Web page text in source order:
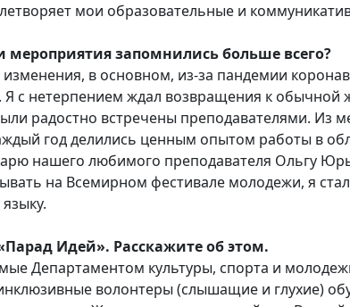
мои образовательные и
запомнились больше всего?
в основном, из-за пандемии
с нетерпением ждал возвращения к обычной
радостно встречены преподавателями. Из
год делились ценным опытом работы в
нашего любимого преподавателя Ольгу
на Всемирном фестивале молодежи, я
Идей». Расскажите об этом.
Департаментом культуры, спорта и
волонтеры (слышащие и глухие)